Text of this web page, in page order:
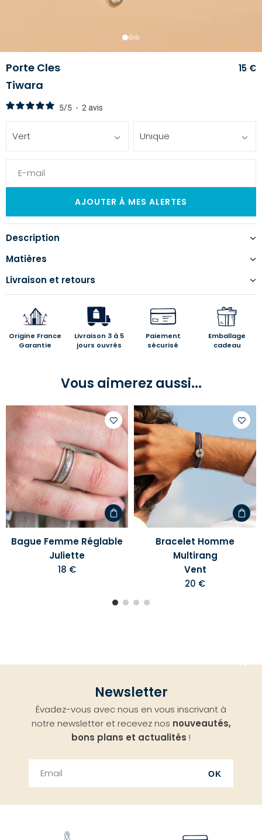
1 23
Porte Cles
Tiwara
15 €
5/5 - 2avis
Vert Unique
Description
Matières
Livraison et retours
Origine France
Garantie
Livraison 3 à 5
jours ouvrés
Paiement
sécurisé
Emballage
cadeau
Vous aimerez aussi...
Ajouter
à
votre
d'envies
Bague Femme Réglable
Juliette
18 €
à
votre
liste
Bracelet Homme
Multirang
Vent
20 €
Newsletter
Évadez-vous avec nous en vous inscrivant à
notre newsletter et recevez nos nouveautés,
bons plans et actualités !
OK